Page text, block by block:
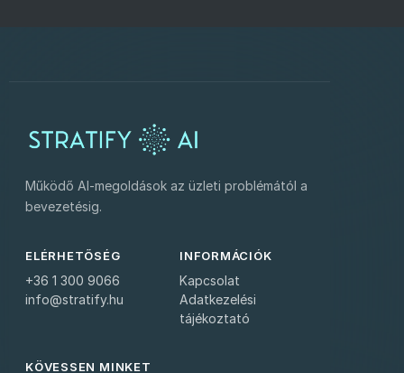
Működő AI-megoldások az üzleti problémától a
bevezetésig.
ELÉRHETŐSÉG
+36 1 300 9066
info@stratify.hu
INFORMÁCIÓK
Kapcsolat
Adatkezelési
tájékoztató
KÖVESSEN MINKET